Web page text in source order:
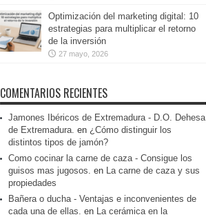
Optimización del marketing digital: 10
estrategias para multiplicar el retorno
de la inversión
27 mayo, 2026
COMENTARIOS RECIENTES
Jamones Ibéricos de Extremadura - D.O. Dehesa
de Extremadura. en ¿Cómo distinguir los
distintos tipos de jamón?
Como cocinar la carne de caza - Consigue los
guisos mas jugosos. en La carne de caza y sus
propiedades
Bañera o ducha - Ventajas e inconvenientes de
cada una de ellas. en La cerámica en la